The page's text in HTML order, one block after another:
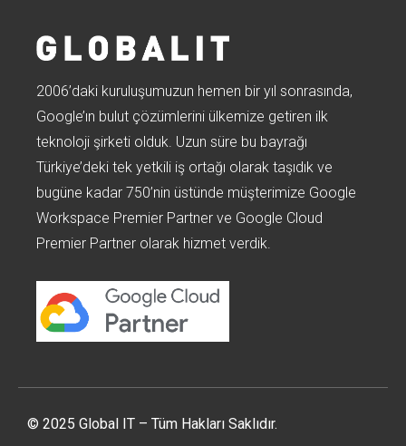
2006’daki kuruluşumuzun hemen bir yıl sonrasında,
Google’ın bulut çözümlerini ülkemize getiren ilk
teknoloji şirketi olduk. Uzun süre bu bayrağı
Türkiye’deki tek yetkili iş ortağı olarak taşıdık ve
bugüne kadar 750’nin üstünde müşterimize Google
Workspace Premier Partner ve Google Cloud
Premier Partner olarak hizmet verdik.
© 2025 Global IT – Tüm Hakları Saklıdır.